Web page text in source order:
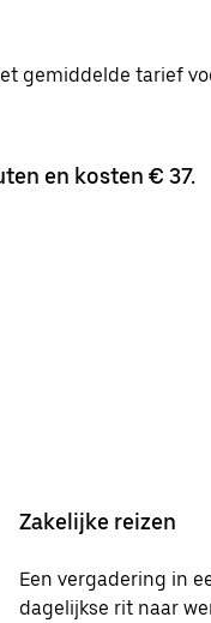
gemiddelde tarief
en kosten € 37.
Zakelijke reizen
Een vergadering in
dagelijkse rit naar